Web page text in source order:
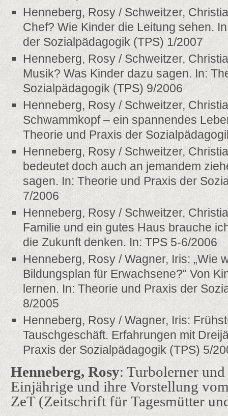
Henneberg, Rosy / Schweitzer,
Chef? Wie Kinder die Leitung sehen.
der Sozialpädagogik (TPS) 1/2007
Henneberg, Rosy / Schweitzer,
Musik? Was Kinder dazu sagen. In:
Sozialpädagogik (TPS) 9/2006
Henneberg, Rosy / Schweitzer,
Schwammkopf – ein spannendes
Theorie und Praxis der
Henneberg, Rosy / Schweitzer,
bedeutet doch auch an jemandem
sagen. In: Theorie und Praxis der
7/2006
Henneberg, Rosy / Schweitzer,
Familie und ein gutes Haus brauche
die Zukunft denken. In: TPS 5-6/2006
Henneberg, Rosy / Wagner, Iris: „Wie
Bildungsplan für Erwachsene?“ Von
lernen. In: Theorie und Praxis der
8/2005
Henneberg, Rosy / Wagner, Iris:
Tauschgeschäft. Erfahrungen mit
Praxis der Sozialpädagogik (TPS) 5/
Henneberg, Rosy: Turbolerner
Einjährige und ihre Vorstellung
ZeT (Zeitschrift für Tagesmütter